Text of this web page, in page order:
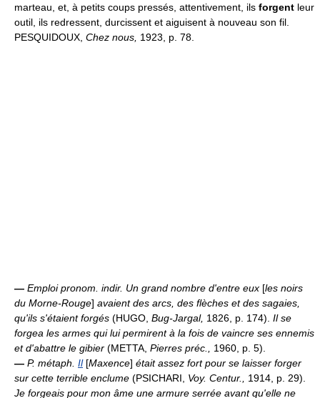
marteau, et, à petits coups pressés, attentivement, ils forgent leur
outil, ils redressent, durcissent et aiguisent à nouveau son fil.
PESQUIDOUX, Chez nous, 1923, p. 78.
— Emploi pronom. indir. Un grand nombre d'entre eux [les noirs
du Morne-Rouge] avaient des arcs, des flèches et des sagaies,
qu'ils s'étaient forgés (HUGO, Bug-Jargal, 1826, p. 174). Il se
forgea les armes qui lui permirent à la fois de vaincre ses ennemis
et d'abattre le gibier (METTA, Pierres préc., 1960, p. 5).
— P. métaph. Il[Maxence] était assez fort pour se laisser forger
sur cette terrible enclume (PSICHARI, Voy. Centur., 1914, p. 29).
Je forgeais pour mon âme une armure serrée avant qu'elle ne